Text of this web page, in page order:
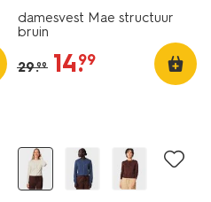
damesvest Mae structuur
bruin
29.99 14.
99